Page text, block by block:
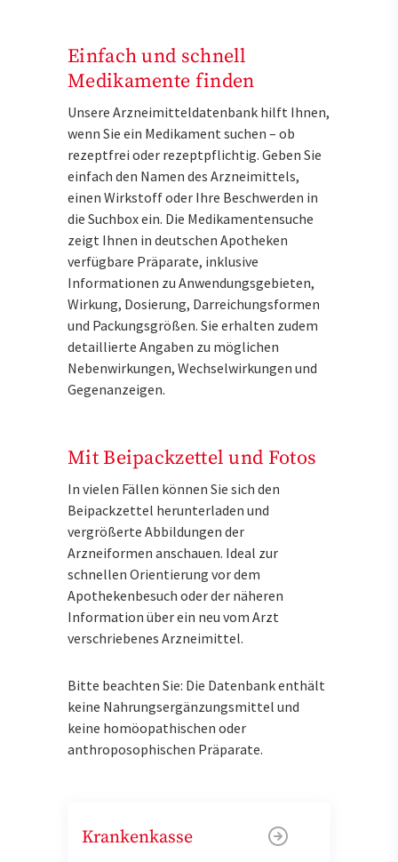
Einfach und schnell
Medikamente finden
Unsere Arzneimitteldatenbank hilft Ihnen,
wenn Sie ein Medikament suchen – ob
rezeptfrei oder rezeptpflichtig. Geben Sie
einfach den Namen des Arzneimittels,
einen Wirkstoff oder Ihre Beschwerden in
die Suchbox ein. Die Medikamentensuche
zeigt Ihnen in deutschen Apotheken
verfügbare Präparate, inklusive
Informationen zu Anwendungsgebieten,
Wirkung, Dosierung, Darreichungsformen
und Packungsgrößen. Sie erhalten zudem
detaillierte Angaben zu möglichen
Nebenwirkungen, Wechselwirkungen und
Gegenanzeigen.
Mit Beipackzettel und Fotos
In vielen Fällen können Sie sich den
Beipackzettel herunterladen und
vergrößerte Abbildungen der
Arzneiformen anschauen. Ideal zur
schnellen Orientierung vor dem
Apothekenbesuch oder der näheren
Information über ein neu vom Arzt
verschriebenes Arzneimittel.
Bitte beachten Sie: Die Datenbank enthält
keine Nahrungsergänzungsmittel und
keine homöopathischen oder
anthroposophischen Präparate.
Krankenkasse